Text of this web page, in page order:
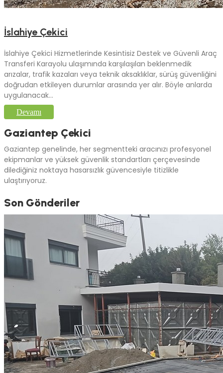
İslahiye Çekici
İslahiye Çekici Hizmetlerinde Kesintisiz Destek ve Güvenli Araç
Transferi Karayolu ulaşımında karşılaşılan beklenmedik
arızalar, trafik kazaları veya teknik aksaklıklar, sürüş güvenliğini
doğrudan etkileyen durumlar arasında yer alır. Böyle anlarda
uygulanacak...
Devamı
Gaziantep Çekici
Gaziantep genelinde, her segmentteki aracınızı profesyonel
ekipmanlar ve yüksek güvenlik standartları çerçevesinde
dilediğiniz noktaya hasarsızlık güvencesiyle titizlikle
ulaştırıyoruz.
Son Gönderiler